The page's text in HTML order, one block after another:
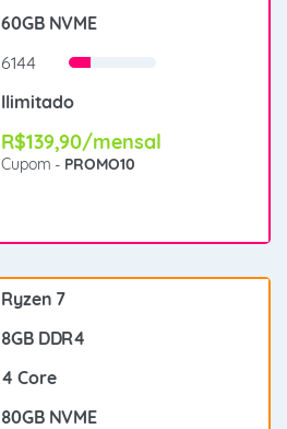
60GB NVME
6144
Ilimitado
R$139,90/mensal
Cupom - PROMO10
Ryzen 7
8GB DDR4
4 Core
80GB NVME